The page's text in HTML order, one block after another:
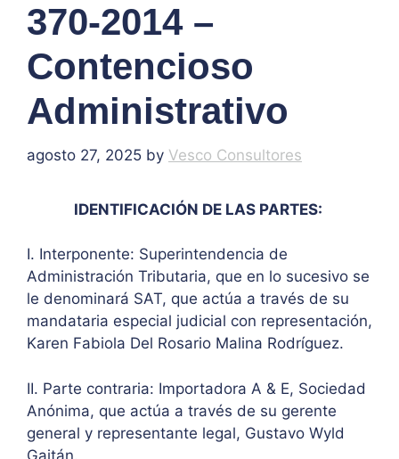
370-2014 –
Contencioso
Administrativo
agosto 27, 2025 by Vesco Consultores
IDENTIFICACIÓN DE LAS PARTES:
I. Interponente: Superintendencia de
Administración Tributaria, que en lo sucesivo se
le denominará SAT, que actúa a través de su
mandataria especial judicial con representación,
Karen Fabiola Del Rosario Malina Rodríguez.
II. Parte contraria: Importadora A & E, Sociedad
Anónima, que actúa a través de su gerente
general y representante legal, Gustavo Wyld
Gaitán.